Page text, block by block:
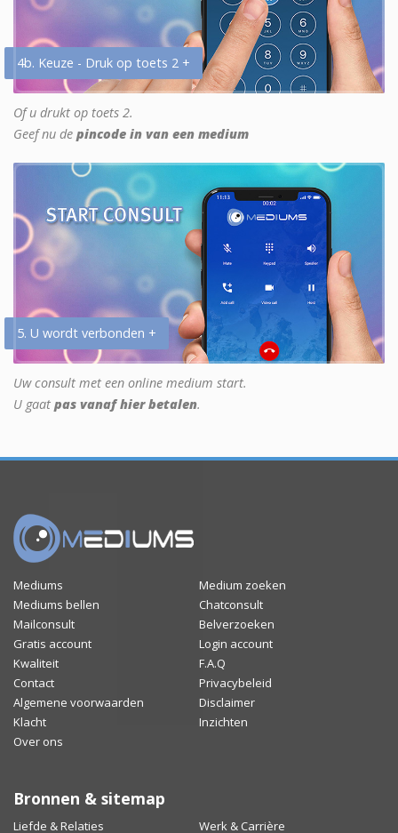
4b. Keuze - Druk op toets 2 +
Of u drukt op toets 2.
Geef nu de pincode in van een medium
5. U wordt verbonden +
Uw consult met een online medium start.
U gaat pas vanaf hier betalen.
Mediums
Medium zoeken
Mediums bellen
Chatconsult
Mailconsult
Belverzoeken
Gratis account
Login account
Kwaliteit
F.A.Q
Contact
Privacybeleid
Algemene voorwaarden
Disclaimer
Klacht
Inzichten
Over ons
Bronnen & sitemap
Liefde & Relaties Werk & Carrière